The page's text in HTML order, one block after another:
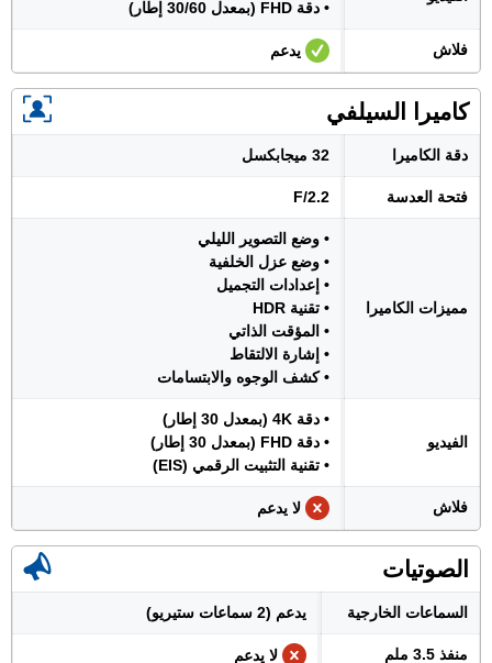
• دقة FHD (بمعدل 30/60 إطار)
فلاش يدعم
كاميرا السيلفي
دقة الكاميرا 32 ميجابكسل
فتحة العدسة F/2.2
مميزات الكاميرا
• وضع التصوير الليلي
• وضع عزل الخلفية
• إعدادات التجميل
• تقنية HDR
• المؤقت الذاتي
• إشارة الالتقاط
• كشف الوجوه والابتسامات
الفيديو
• دقة 4K (بمعدل 30 إطار)
• دقة FHD (بمعدل 30 إطار)
• تقنية التثبيت الرقمي (EIS)
فلاش لا يدعم
الصوتيات
السماعات الخارجية يدعم (2 سماعات ستيريو)
منفذ 3.5 ملم لا يدعم